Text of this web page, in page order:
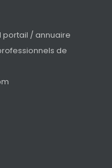
portail / annuaire
de